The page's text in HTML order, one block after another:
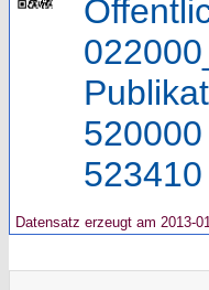
520000
523410
Datensatz erzeugt am 2013-